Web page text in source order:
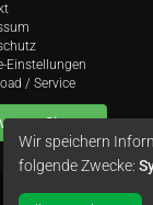
Einstellungen
/ Service
Sie uns
Wir speichern
folgende Zwecke: